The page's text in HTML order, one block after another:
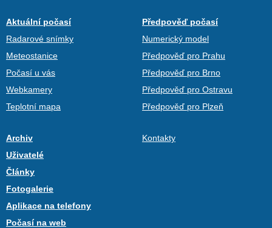
Aktuální počasí
Radarové snímky
Meteostanice
Počasí u vás
Webkamery
Teplotní mapa
Předpověď počasí
Numerický model
Předpověď pro Prahu
Předpověď pro Brno
Předpověď pro Ostravu
Předpověď pro Plzeň
Archiv
Uživatelé
Články
Fotogalerie
Aplikace na telefony
Počasí na web
Kontakty